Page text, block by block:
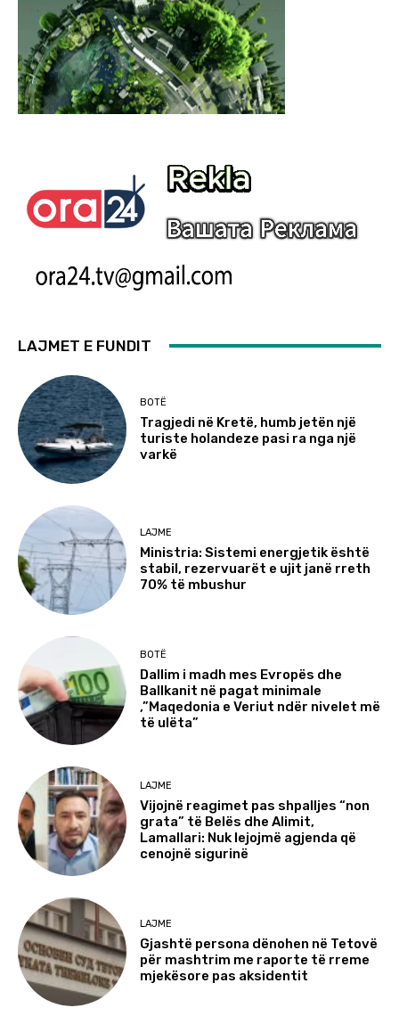
LAJMET E FUNDIT
BOTË
Tragjedi në Kretë, humb jetën një
turiste holandeze pasi ra nga një
varkë
LAJME
Ministria: Sistemi energjetik është
stabil, rezervuarët e ujit janë rreth
70% të mbushur
BOTË
Dallim i madh mes Evropës dhe
Ballkanit në pagat minimale
,”Maqedonia e Veriut ndër nivelet më
të ulëta”
LAJME
Vijojnë reagimet pas shpalljes “non
grata” të Belës dhe Alimit,
Lamallari: Nuk lejojmë agjenda që
cenojnë sigurinë
LAJME
Gjashtë persona dënohen në Tetovë
për mashtrim me raporte të rreme
mjekësore pas aksidentit